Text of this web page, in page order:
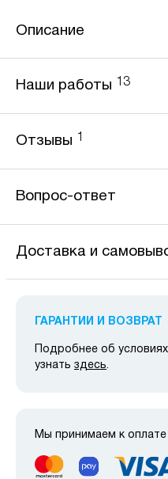
Описание
Наши работы 13
Отзывы 1
Вопрос-ответ
Доставка и
ГАРАНТИИ И ВОЗВРАТ
Подробнее об
узнать здесь.
Мы принимаем к оплате